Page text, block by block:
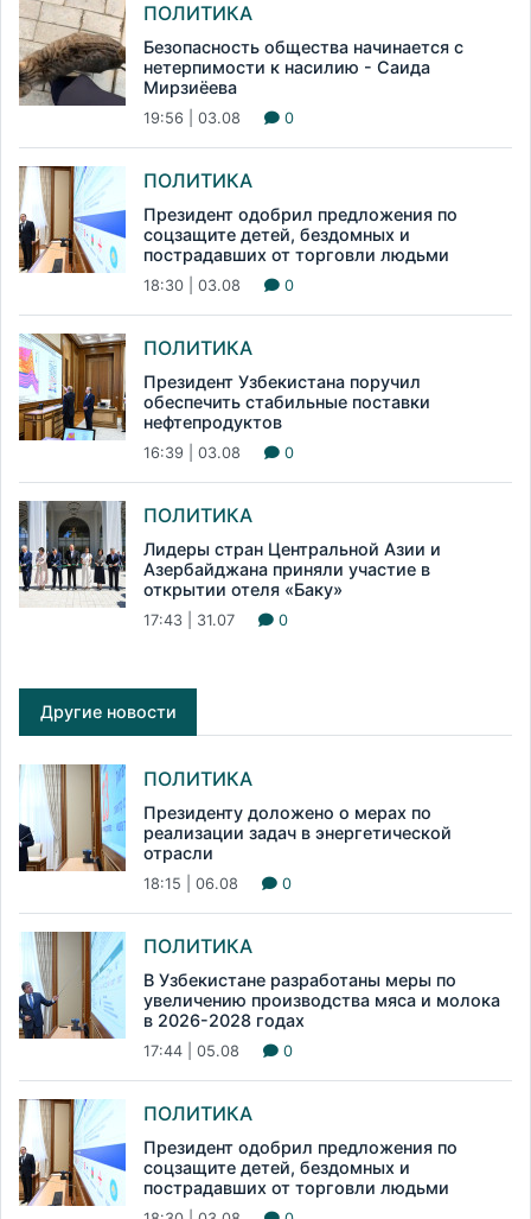
ПОЛИТИКА
Безопасность общества начинается с
нетерпимости к насилию - Саида
Мирзиёева
19:56 | 03.08 0
ПОЛИТИКА
Президент одобрил предложения по
соцзащите детей, бездомных и
пострадавших от торговли людьми
18:30 | 03.08 0
ПОЛИТИКА
Президент Узбекистана поручил
обеспечить стабильные поставки
нефтепродуктов
16:39 | 03.08 0
ПОЛИТИКА
Лидеры стран Центральной Азии и
Азербайджана приняли участие в
открытии отеля «Баку»
17:43 | 31.07 0
Другие новости
ПОЛИТИКА
Президенту доложено о мерах по
реализации задач в энергетической
отрасли
18:15 | 06.08 0
ПОЛИТИКА
В Узбекистане разработаны меры по
увеличению производства мяса и молока
в 2026-2028 годах
17:44 | 05.08 0
ПОЛИТИКА
Президент одобрил предложения по
соцзащите детей, бездомных и
пострадавших от торговли людьми